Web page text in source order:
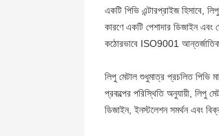
একটি পিভি এন্টারপ্রাইজ হিসাবে,
কারণে একটি পেশাদার ডিজাইন এবং
কঠোরভাবে ISO9001 আন্তর্জাতিক
লিপু মেটাল শুধুমাত্র প্রচলিত পিভি
প্রকল্পের পরিস্থিতি অনুযায়ী, লিপু
ডিজাইন, ইনস্টলেশন সমর্থন এবং